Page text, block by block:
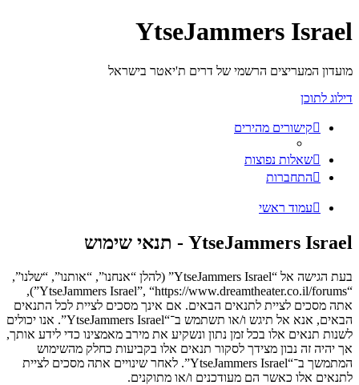
YtseJammers Israel
מועדון המעריצים הרשמי של דרים ת'יאטר בישראל
דילוג לתוכן
קישורים מהירים
שאלות נפוצות
התחברות
עמוד ראשי
YtseJammers Israel - תנאי שימוש
בעת הגישה אל “YtseJammers Israel” (להלן “אנחנו”, “אותנו”, “שלנו”,
“YtseJammers Israel”, “https://www.dreamtheater.co.il/forums”),
אתה מסכים לציית לתנאים הבאים. אם אינך מסכים לציית לכל התנאים
הבאים, אנא אל תיגש ו/או תשתמש ב־“YtseJammers Israel”. אנו יכולים
לשנות תנאים אלו בכל זמן נתון ונשקיע את מירב מאמצינו כדי לידע אותך,
אך יהיה זה נבון מצידך לסקור תנאים אלו בקביעות כחלק מהשימוש
המתמשך ב־“YtseJammers Israel”. לאחר שינויים אתה מסכים לציית
לתנאים אלו כאשר הם מעודכנים ו/או מתוקנים.